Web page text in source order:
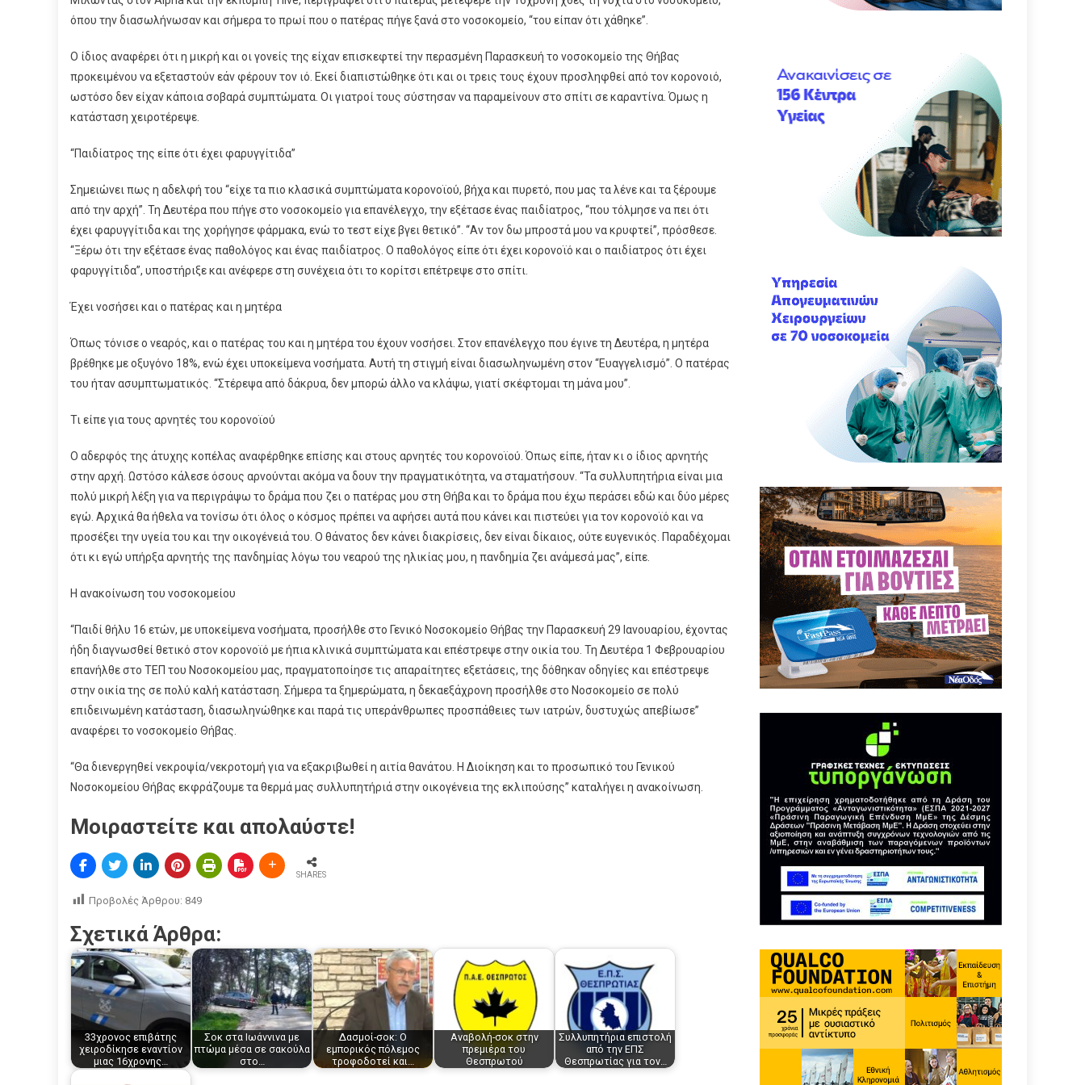
όπου την διασωλήνωσαν και σήμερα το πρωί που ο πατέρας πήγε ξανά στο νοσοκομείο, “του είπαν ότι χάθηκε”.
Ο ίδιος αναφέρει ότι η μικρή και οι γονείς της είχαν επισκεφτεί την περασμένη Παρασκευή το νοσοκομείο της Θήβας
προκειμένου να εξεταστούν εάν φέρουν τον ιό. Εκεί διαπιστώθηκε ότι και οι τρεις τους έχουν προσληφθεί από τον κορονοιό,
ωστόσο δεν είχαν κάποια σοβαρά συμπτώματα. Οι γιατροί τους σύστησαν να παραμείνουν στο σπίτι σε καραντίνα. Όμως η
κατάσταση χειροτέρεψε.
“Παιδίατρος της είπε ότι έχει φαρυγγίτιδα”
Σημειώνει πως η αδελφή του “είχε τα πιο κλασικά συμπτώματα κορονοϊού, βήχα και πυρετό, που μας τα λένε και τα ξέρουμε
από την αρχή”. Τη Δευτέρα που πήγε στο νοσοκομείο για επανέλεγχο, την εξέτασε ένας παιδίατρος, “που τόλμησε να πει ότι
έχει φαρυγγίτιδα και της χορήγησε φάρμακα, ενώ το τεστ είχε βγει θετικό”. “Αν τον δω μπροστά μου να κρυφτεί”, πρόσθεσε.
“Ξέρω ότι την εξέτασε ένας παθολόγος και ένας παιδίατρος. Ο παθολόγος είπε ότι έχει κορονοϊό και ο παιδίατρος ότι έχει
φαρυγγίτιδα”, υποστήριξε και ανέφερε στη συνέχεια ότι το κορίτσι επέτρεψε στο σπίτι.
Έχει νοσήσει και ο πατέρας και η μητέρα
Όπως τόνισε ο νεαρός, και ο πατέρας του και η μητέρα του έχουν νοσήσει. Στον επανέλεγχο που έγινε τη Δευτέρα, η μητέρα
βρέθηκε με οξυγόνο 18%, ενώ έχει υποκείμενα νοσήματα. Αυτή τη στιγμή είναι διασωληνωμένη στον “Ευαγγελισμό”. Ο πατέρας
του ήταν ασυμπτωματικός. “Στέρεψα από δάκρυα, δεν μπορώ άλλο να κλάψω, γιατί σκέφτομαι τη μάνα μου”.
Τι είπε για τους αρνητές του κορονοϊού
Ο αδερφός της άτυχης κοπέλας αναφέρθηκε επίσης και στους αρνητές του κορονοϊού. Όπως είπε, ήταν κι ο ίδιος αρνητής
στην αρχή. Ωστόσο κάλεσε όσους αρνούνται ακόμα να δουν την πραγματικότητα, να σταματήσουν. “Τα συλλυπητήρια είναι μια
πολύ μικρή λέξη για να περιγράψω το δράμα που ζει ο πατέρας μου στη Θήβα και το δράμα που έχω περάσει εδώ και δύο μέρες
εγώ. Αρχικά θα ήθελα να τονίσω ότι όλος ο κόσμος πρέπει να αφήσει αυτά που κάνει και πιστεύει για τον κορονοϊό και να
προσέξει την υγεία του και την οικογένειά του. Ο θάνατος δεν κάνει διακρίσεις, δεν είναι δίκαιος, ούτε ευγενικός. Παραδέχομαι
ότι κι εγώ υπήρξα αρνητής της πανδημίας λόγω του νεαρού της ηλικίας μου, η πανδημία ζει ανάμεσά μας”, είπε.
Η ανακοίνωση του νοσοκομείου
“Παιδί θήλυ 16 ετών, με υποκείμενα νοσήματα, προσήλθε στο Γενικό Νοσοκομείο Θήβας την Παρασκευή 29 Ιανουαρίου, έχοντας
ήδη διαγνωσθεί θετικό στον κορονοϊό με ήπια κλινικά συμπτώματα και επέστρεψε στην οικία του. Τη Δευτέρα 1 Φεβρουαρίου
επανήλθε στο ΤΕΠ του Νοσοκομείου μας, πραγματοποίησε τις απαραίτητες εξετάσεις, της δόθηκαν οδηγίες και επέστρεψε
στην οικία της σε πολύ καλή κατάσταση. Σήμερα τα ξημερώματα, η δεκαεξάχρονη προσήλθε στο Νοσοκομείο σε πολύ
επιδεινωμένη κατάσταση, διασωληνώθηκε και παρά τις υπεράνθρωπες προσπάθειες των ιατρών, δυστυχώς απεβίωσε”
αναφέρει το νοσοκομείο Θήβας.
“Θα διενεργηθεί νεκροψία/νεκροτομή για να εξακριβωθεί η αιτία θανάτου. Η Διοίκηση και το προσωπικό του Γενικού
Νοσοκομείου Θήβας εκφράζουμε τα θερμά μας συλλυπητήριά στην οικογένεια της εκλιπούσης” καταλήγει η ανακοίνωση.
Μοιραστείτε και απολαύστε!
SHARES
Προβολές Άρθρου: 849
Σχετικά Άρθρα:
33χρονος επιβάτης
χειροδίκησε εναντίον
μιας 16χρονης…
Σοκ στα Ιωάννινα με
πτώμα μέσα σε σακούλα
στο…
Δασμοί-σοκ: Ο
εμπορικός πόλεμος
τροφοδοτεί και…
Αναβολή-σοκ στην
πρεμιέρα του
Θεσπρωτού
Συλλυπητήρια επιστολή
από την ΕΠΣ
Θεσπρωτίας για τον…